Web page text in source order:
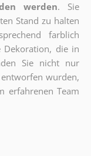
werden. Sie
Stand zu halten
farblich
Dekoration, die in
Sie nicht nur
wurden,
erfahrenen Team